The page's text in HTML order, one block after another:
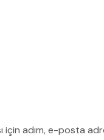
için adım, e-posta